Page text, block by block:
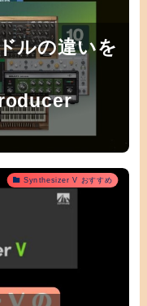
ルの違いを
Synthesizer V おすすめ